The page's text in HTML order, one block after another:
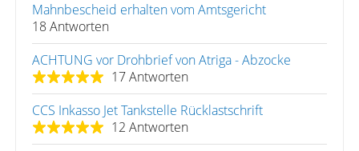
Mahnbescheid erhalten vom Amtsgericht
18 Antworten
ACHTUNG vor Drohbrief von Atriga - Abzocke
17 Antworten
CCS Inkasso Jet Tankstelle Rücklastschrift
12 Antworten